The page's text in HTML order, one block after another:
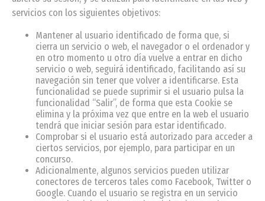
servicios con los siguientes objetivos:
Mantener al usuario identificado de forma que, si
cierra un servicio o web, el navegador o el ordenador y
en otro momento u otro día vuelve a entrar en dicho
servicio o web, seguirá identificado, facilitando así su
navegación sin tener que volver a identificarse. Esta
funcionalidad se puede suprimir si el usuario pulsa la
funcionalidad “Salir”, de forma que esta Cookie se
elimina y la próxima vez que entre en la web el usuario
tendrá que iniciar sesión para estar identificado.
Comprobar si el usuario está autorizado para acceder a
ciertos servicios, por ejemplo, para participar en un
concurso.
Adicionalmente, algunos servicios pueden utilizar
conectores de terceros tales como Facebook, Twitter o
Google. Cuando el usuario se registra en un servicio